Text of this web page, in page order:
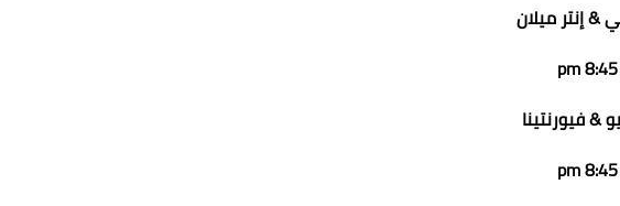
& إنتر ميلان
8:45 pm
& فيورنتينا
8:45 pm